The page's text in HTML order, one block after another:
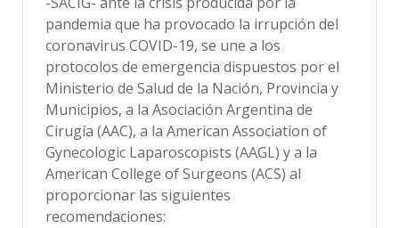
pandemia que ha provocado la irrupción del
coronavirus COVID-19, se une a los
protocolos de emergencia dispuestos por el
Ministerio de Salud de la Nación, Provincia y
Municipios, a la Asociación Argentina de
Cirugía (AAC), a la American Association of
Gynecologic Laparoscopists (AAGL) y a la
American College of Surgeons (ACS) al
proporcionar las siguientes
recomendaciones: